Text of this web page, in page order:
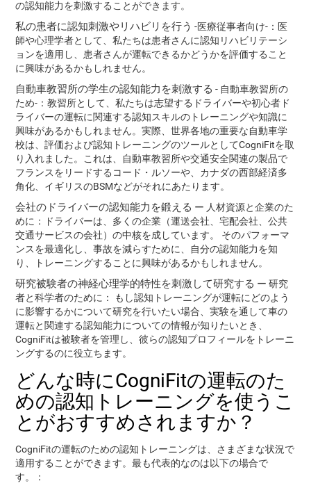
の認知能力を刺激することができます。
私の患者に認知刺激やリハビリを行う ‐医療従事者向け‐：医
師や心理学者として、私たちは患者さんに認知リハビリテーシ
ョンを適用し、患者さんが運転できるかどうかを評価すること
に興味があるかもしれません。
自動車教習所の学生の認知能力を刺激する ‐ 自動車教習所の
ため‐：教習所として、私たちは志望するドライバーや初心者ド
ライバーの運転に関連する認知スキルのトレーニングや知識に
興味があるかもしれません。実際、世界各地の重要な自動車学
校は、評価および認知トレーニングのツールとしてCogniFitを取
り入れました。これは、自動車教習所や交通安全関連の製品で
フランスをリードするコード・ルソーや、カナダの西部経済多
角化、イギリスのBSMなどがそれにあたります。
会社のドライバーの認知能力を鍛える ー 人材資源と企業のた
めに：ドライバーは、多くの企業（運送会社、宅配会社、公共
交通サービスの会社）の中核を成しています。 そのパフォーマ
ンスを最適化し、事故を減らすために、自分の認知能力を知
り、トレーニングすることに興味があるかもしれません。
研究被験者の神経心理学的特性を刺激して研究する ー 研究
者と科学者のために： もし認知トレーニングが運転にどのよう
に影響するかについて研究を行いたい場合、実験を通して車の
運転と関連する認知能力についての情報が知りたいとき、
CogniFitは被験者を管理し、彼らの認知プロフィールをトレーニ
ングするのに役立ちます。
どんな時にCogniFitの運転のた
めの認知トレーニングを使うこ
とがおすすめされますか？
CogniFitの運転のための認知トレーニングは、さまざまな状況で
適用することができます。最も代表的なのは以下の場合で
す。：